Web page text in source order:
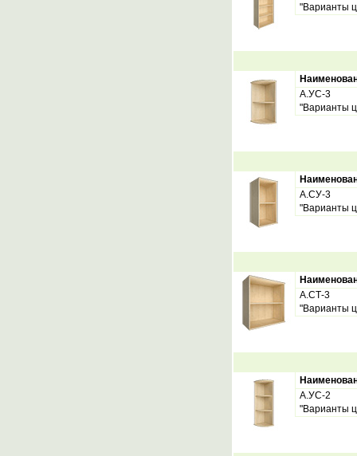
"Варианты
А.УС-3
"Варианты
А.СУ-3
"Варианты
А.СТ-3
"Варианты
А.УС-2
"Варианты